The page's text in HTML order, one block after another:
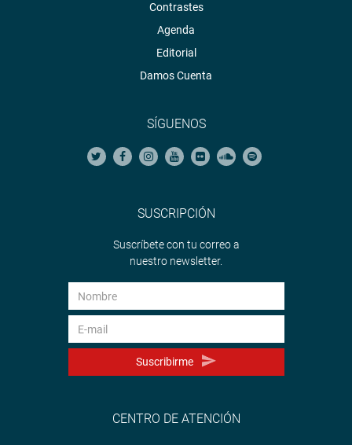
Contrastes
Agenda
Editorial
Damos Cuenta
SÍGUENOS
SUSCRIPCIÓN
Suscríbete con tu correo a
nuestro newsletter.
Suscribirme
CENTRO DE ATENCIÓN